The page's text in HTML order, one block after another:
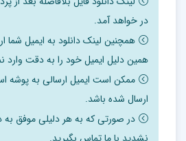
در خواهد آمد.
همچنین لینک دانلود به ایمیل شما
همین دلیل ایمیل خود را به دقت وارد
ارسال شده باشد.
در صورتی که به هر دلیلی موفق به